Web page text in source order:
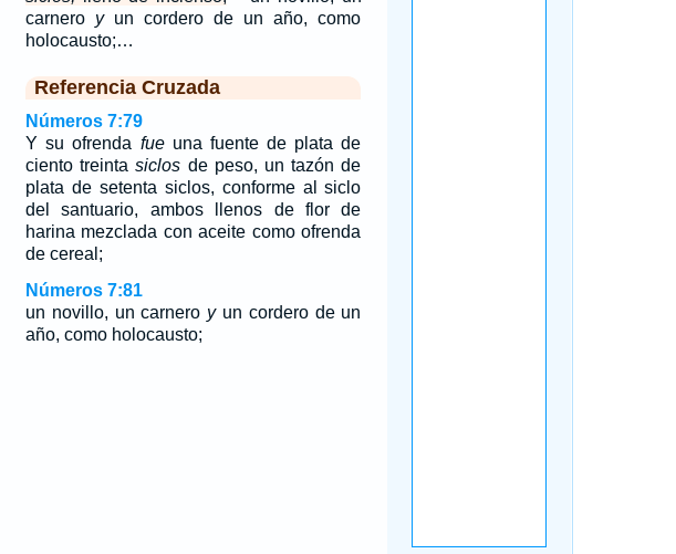
carnero yun cordero de un año, como
holocausto;…
Referencia Cruzada
Números 7:79
Y su ofrenda fueuna fuente de plata de
ciento treintasiclos de peso, un tazón de
plata de setenta siclos, conforme al siclo
del santuario, ambos llenos de flor de
harina mezclada con aceite como ofrenda
de cereal;
Números 7:81
un novillo, un carnero yun cordero de un
año, como holocausto;